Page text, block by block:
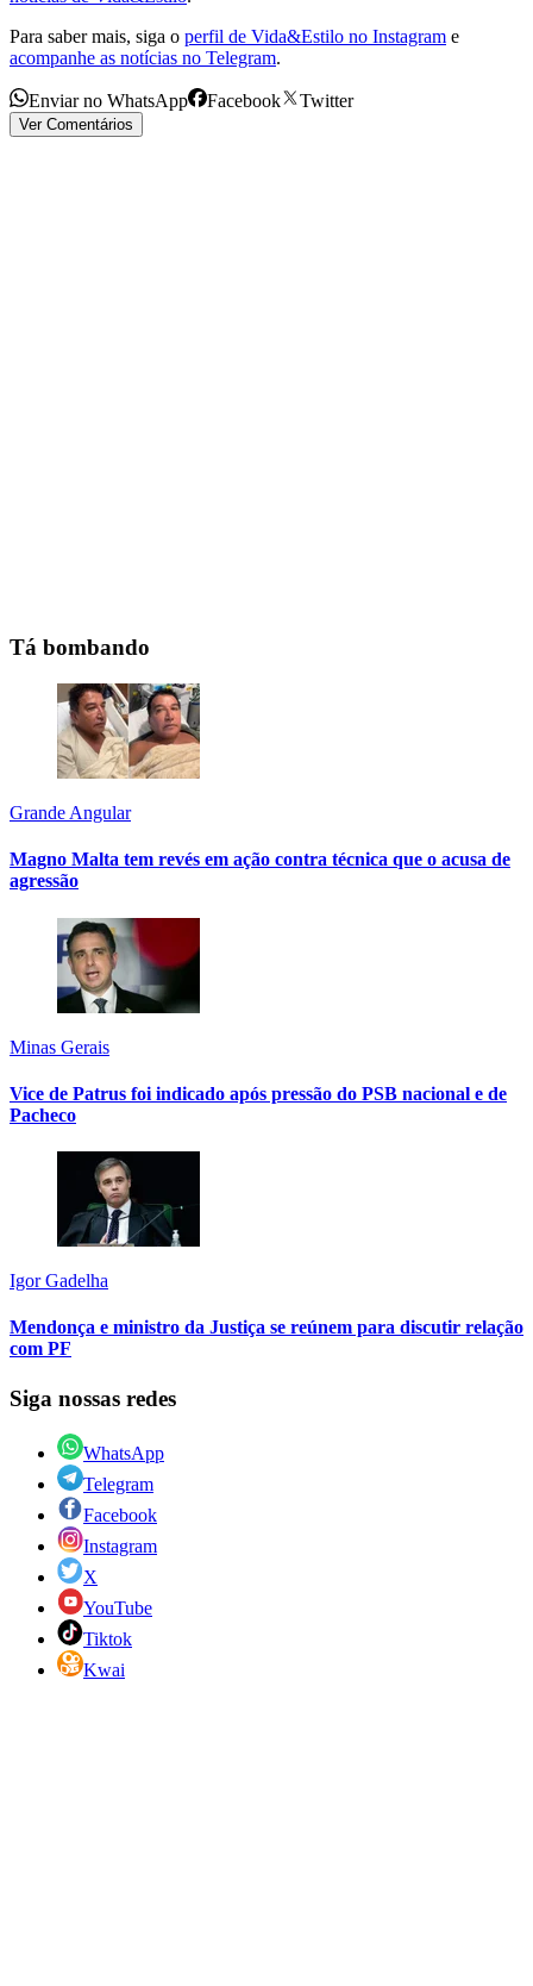
Para saber mais, siga o perfil de Vida&Estilo no Instagram e
acompanhe as notícias no Telegram.
Enviar no WhatsApp Facebook Twitter
Ver Comentários
Tá bombando
Grande Angular
Magno Malta tem revés em ação contra técnica que o acusa de
agressão
Minas Gerais
Vice de Patrus foi indicado após pressão do PSB nacional e de
Pacheco
Igor Gadelha
Mendonça e ministro da Justiça se reúnem para discutir relação
com PF
Siga nossas redes
WhatsApp
Telegram
Facebook
Instagram
X
YouTube
Tiktok
Kwai